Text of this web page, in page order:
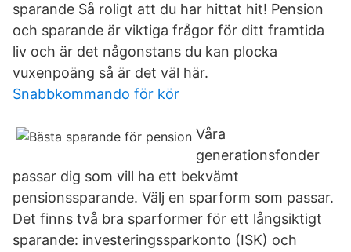
sparande Så roligt att du har hittat hit! Pension
och sparande är viktiga frågor för ditt framtida
liv och är det någonstans du kan plocka
vuxenpoäng så är det väl här.
Snabbkommando för kör
Våra
generationsfonder
passar dig som vill ha ett bekvämt
pensionssparande. Välj en sparform som passar.
Det finns två bra sparformer för ett långsiktigt
sparande: investeringssparkonto (ISK) och